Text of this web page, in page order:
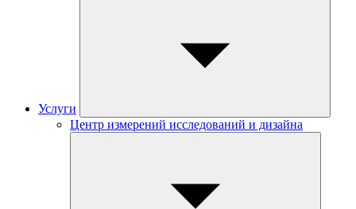
Услуги
Центр измерений исследований и дизайна